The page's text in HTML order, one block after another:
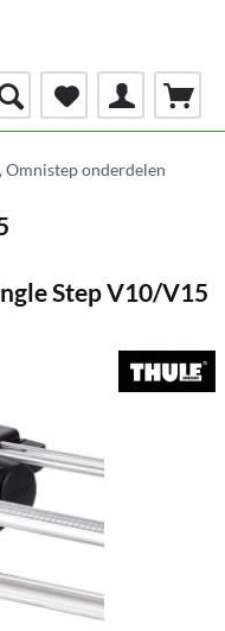
Omnistep onderdelen
Step V10/V15